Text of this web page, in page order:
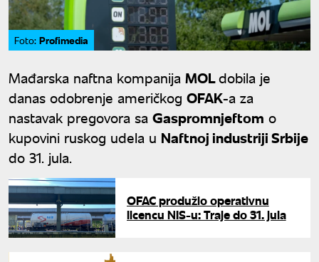
Foto: Profimedia
Mađarska naftna kompanija MOLdobila je
danas odobrenje američkog OFAK-a za
nastavak pregovora sa Gaspromnjeftom o
kupovini ruskog udela u Naftnoj industriji Srbije
do 31. jula.
OFAC produžio operativnu
licencu NIS-u: Traje do 31. jula